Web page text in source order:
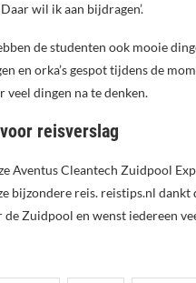
wil ik aan bijdragen’.
de studenten ook mooie
en orka’s gespot tijdens de
dingen na te denken.
reisverslag
Aventus Cleantech Zuidpool
bijzondere reis. reistips.nl
Zuidpool en wenst iedereen